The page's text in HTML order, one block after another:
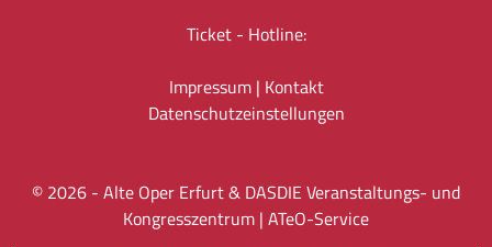
Ticket - Hotline:
Impressum| Kontakt
Datenschutz­einstellungen
© 2026 - Alte Oper Erfurt & DASDIE Veranstaltungs- und
Kongresszentrum | ATeO-Service